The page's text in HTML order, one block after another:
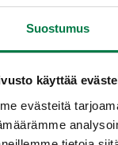
Suostumus
käyttää
evästeitä
lue lisää
Rasvat